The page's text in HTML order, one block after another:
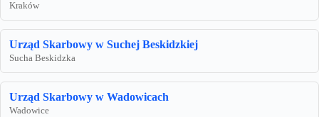
Kraków
Urząd Skarbowy w Suchej Beskidzkiej
Sucha Beskidzka
Urząd Skarbowy w Wadowicach
Wadowice